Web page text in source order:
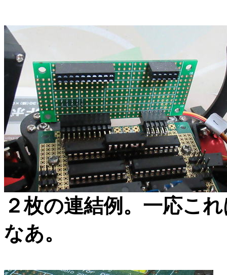
２枚の連結例。一応こ
なあ。